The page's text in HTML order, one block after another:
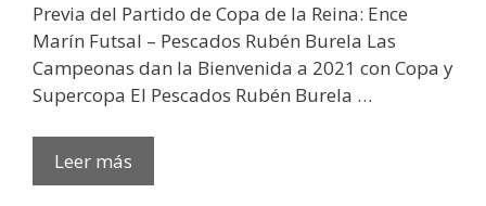
Previa del Partido de Copa de la Reina: Ence
Marín Futsal – Pescados Rubén Burela Las
Campeonas dan la Bienvenida a 2021 con Copa y
Supercopa El Pescados Rubén Burela …
Leer más